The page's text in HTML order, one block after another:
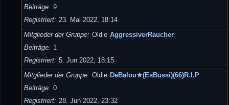
Beiträge
9
Registriert
23. Mai 2022, 18:14
Mitglieder der Gruppe
Oldie AggressiverRaucher
Beiträge
1
Registriert
5. Jun 2022, 18:15
Mitglieder der Gruppe
Oldie DeBalou★(EsBussi)(66)R.I.P
Beiträge
0
Registriert
28. Jun 2022, 23:32